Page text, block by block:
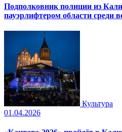
Подполковник полиции из
пауэрлифтером области среди
Культура
01.04.2026